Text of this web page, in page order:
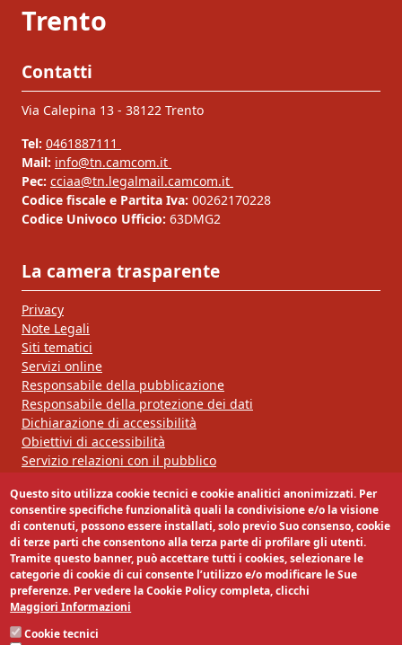
Trento
Contatti
Via Calepina 13 - 38122 Trento
Tel: 0461887111
Mail: info@tn.camcom.it
Pec: cciaa@tn.legalmail.camcom.it
Codice fiscale e Partita Iva: 00262170228
Codice Univoco Ufficio: 63DMG2
La camera trasparente
Privacy
Note Legali
Siti tematici
Servizi online
Responsabile della pubblicazione
Responsabile della protezione dei dati
Dichiarazione di accessibilità
Obiettivi di accessibilità
Servizio relazioni con il pubblico
Segui la nostra pagina:
Questo sito utilizza cookie tecnici e cookie analitici anonimizzati. Per
consentire specifiche funzionalità quali la condivisione e/o la visione
di contenuti, possono essere installati, solo previo Suo consenso, cookie
di terze parti che consentono alla terza parte di profilare gli utenti.
Tramite questo banner, può accettare tutti i cookies, selezionare le
categorie di cookie di cui consente l’utilizzo e/o modificare le Sue
preferenze. Per vedere la Cookie Policy completa, clicchi
Maggiori Informazioni
Cookie tecnici